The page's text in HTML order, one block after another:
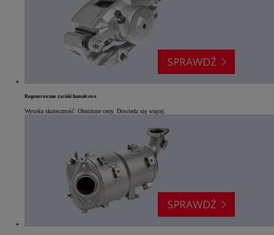
Regenerowane zaciski hamulcowe
Wysoka skuteczność. Obniżone ceny. Dowiedz się więcej.